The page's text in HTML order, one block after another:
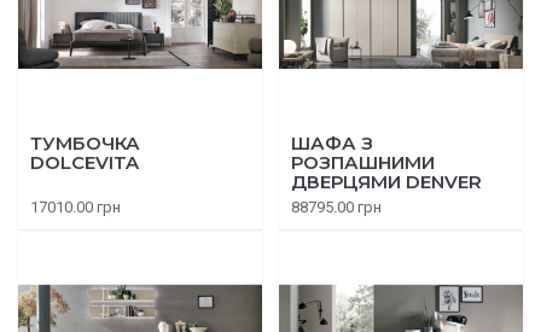
ТУМБОЧКА
DOLCEVITA
17010.00 грн
ШАФА З
РОЗПАШНИМИ
ДВЕРЦЯМИ DENVER
88795.00 грн